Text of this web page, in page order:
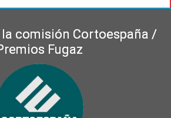
comisión Cortoespaña /
Fugaz